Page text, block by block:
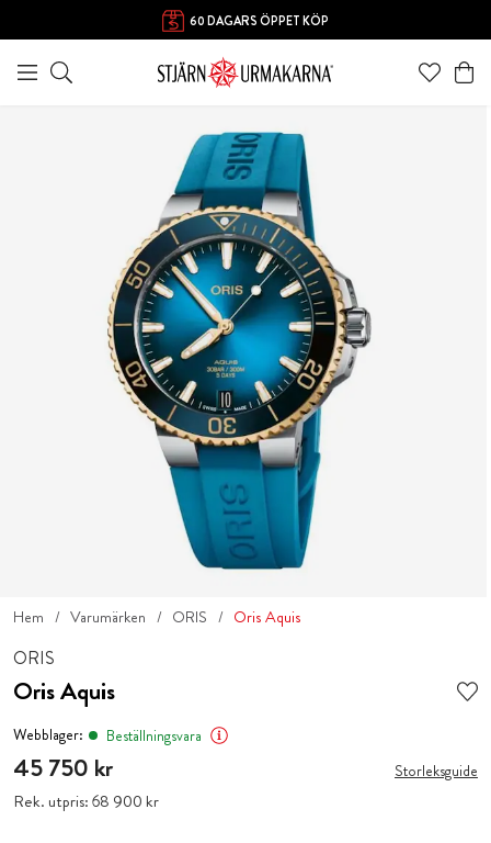
60 DAGARS ÖPPET KÖP
Hem Varumärken ORIS Oris Aquis
ORIS
Oris Aquis
Webblager: Beställningsvara
Pris: 45 750 kr
45 750 kr
Rek. utpris:Pris:68 900 kr
68 900 kr
Storleksguide